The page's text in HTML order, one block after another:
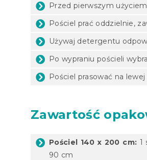
Przed pierwszym
Pościel prać oddzielnie,
Używaj detergentu
Po wypraniu pościeli
Pościel prasować na
Zawartość
Pościel 140 x 200 cm: 1
90 cm